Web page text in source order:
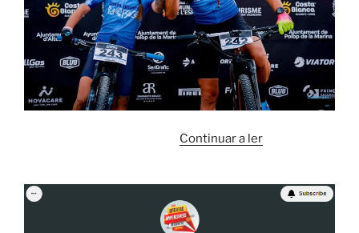
Continuar a ler“Costa
Race